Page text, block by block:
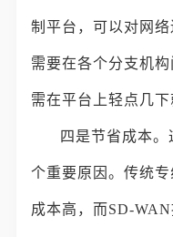
制平台，可以对网
需要在各个分支机
需在平台上轻点几下
四是节省成本
个重要原因。传统
成本高，而SD-